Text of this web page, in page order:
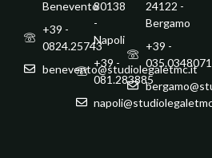
Benevento
+39 -
0824.25743
benevento@studiolegaletmc.it
80138
-
Napoli
+39 -
081.283885
24122 -
Bergamo
+39 -
035.0348071